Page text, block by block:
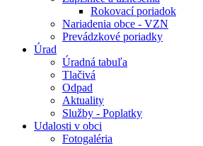
Rokovací poriadok
Nariadenia obce - VZN
Prevádzkové poriadky
Úrad
Úradná tabuľa
Tlačivá
Odpad
Aktuality
Služby - Poplatky
Udalosti v obci
Fotogaléria